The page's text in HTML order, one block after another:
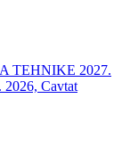
TEHNIKE 2027.
Cavtat